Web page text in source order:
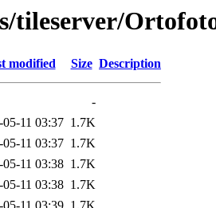
tileserver/
modified Size Description
-
05-11 03:37 1.7K
05-11 03:37 1.7K
05-11 03:38 1.7K
05-11 03:38 1.7K